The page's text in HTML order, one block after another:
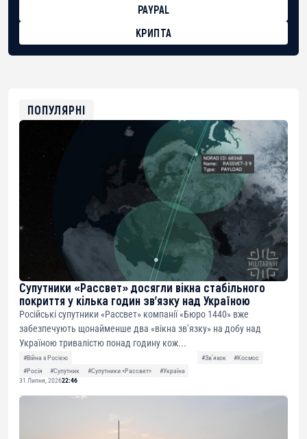
PAYPAL
КРИПТА
0xfD02863D3289416fcF50975c9DFda13623f97758
ПОПУЛЯРНІ
Супутники «Рассвет» досягли вікна стабільного
покриття у кілька годин зв’язку над Україною
Російські супутники «Рассвет» компанії «Бюро 1440» вже
забезпечують щонайменше два «вікна зв’язку» на добу над
Україною тривалістю понад годину кож...
#Війна з Росією #Звʼязок
#Космос
#Росія
#Супутник #Супутники «Рассвет»
#Україна
31 Липня, 202622:46